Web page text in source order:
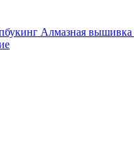
Алмазная вышивка